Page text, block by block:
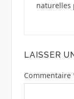
naturelles
LAISSER
Commentaire